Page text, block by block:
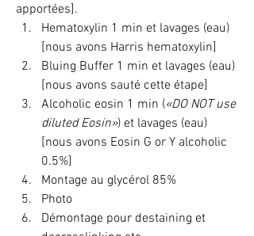
apportées].
Hematoxylin 1 min et lavages (eau)
[nous avons Harris hematoxylin]
Bluing Buffer 1 min et lavages (eau)
[nous avons sauté cette étape]
Alcoholic eosin 1 min («DO NOT use
diluted Eosin») et lavages (eau)
[nous avons Eosin G or Y alcoholic
0.5%]
Montage au glycérol 85%
Photo
Démontage pour destaining et